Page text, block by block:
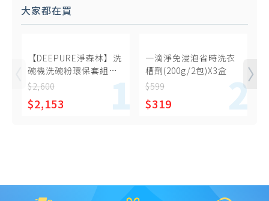
大家都在買
【DEEPURE淨森林】洗
碗機洗碗粉環保套組
（洗碗粉x4、環保分裝
$2,600
$2,153
一滴淨免浸泡省時洗衣
槽劑(200g/2包)X3盒
$599
$319